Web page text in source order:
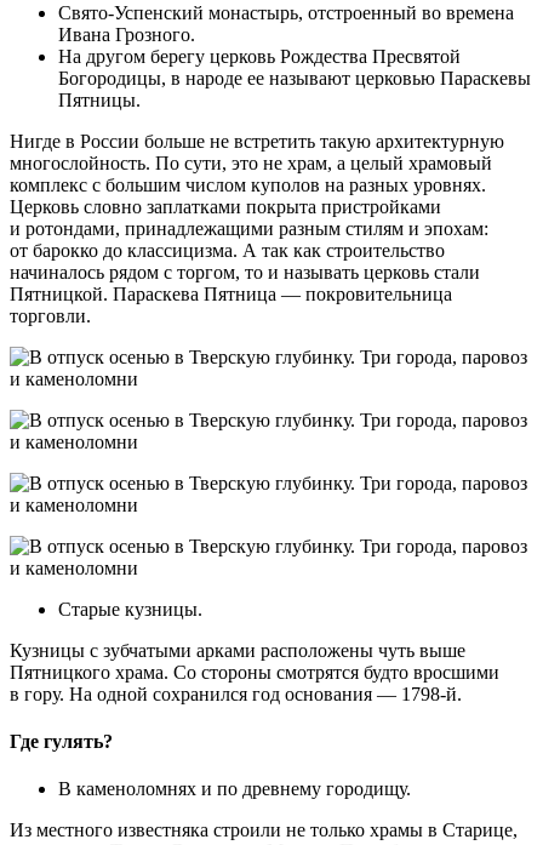
Свято-Успенский монастырь, отстроенный во времена
Ивана Грозного.
На другом берегу церковь Рождества Пресвятой
Богородицы, в народе ее называют церковью Параскевы
Пятницы.
Нигде в России больше не встретить такую архитектурную
многослойность. По сути, это не храм, а целый храмовый
комплекс с большим числом куполов на разных уровнях.
Церковь словно заплатками покрыта пристройками
и ротондами, принадлежащими разным стилям и эпохам:
от барокко до классицизма. А так как строительство
начиналось рядом с торгом, то и называть церковь стали
Пятницкой. Параскева Пятница — покровительница
торговли.
Старые кузницы.
Кузницы с зубчатыми арками расположены чуть выше
Пятницкого храма. Со стороны смотрятся будто вросшими
в гору. На одной сохранился год основания — 1798-й.
Где гулять?
В каменоломнях и по древнему городищу.
Из местного известняка строили не только храмы в Старице,